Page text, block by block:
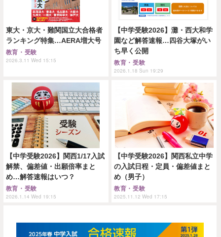
東大・京大・難関国立大合格者
ランキング特集…AERA増大号
教育・受験
2026.3.11 Wed 15:15
【中学受験2026】灘・西大和学
園など解答速報…四谷大塚がい
ち早く公開
教育・受験
2026.1.18 Sun 19:29
【中学受験2026】関西1/17入試
解禁、偏差値・出願倍率まと
め…解答速報はいつ？
教育・受験
2026.1.14 Wed 19:15
【中学受験2026】関西私立中学
の入試日程・定員・偏差値まと
め（男子）
教育・受験
2025.11.12 Wed 17:15